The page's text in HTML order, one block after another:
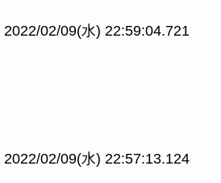
2022/02/09(水) 22:59:04.721
2022/02/09(水) 22:57:13.124